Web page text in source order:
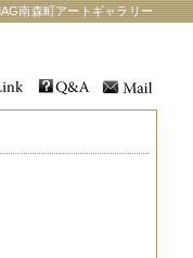
南森町アートギャラリー